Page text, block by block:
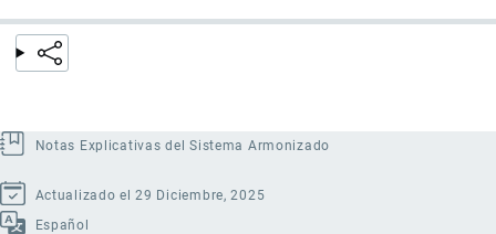
Notas Explicativas del Sistema Armonizado
Actualizado el 29 Diciembre, 2025
Español